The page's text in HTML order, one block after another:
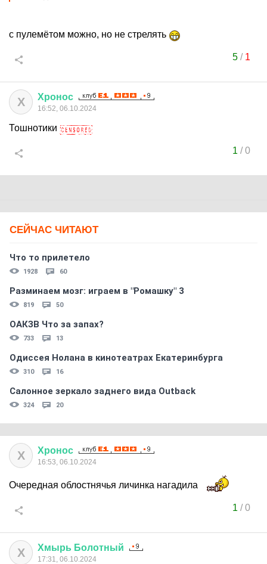
с пулемётом можно, но не стрелять
5/ 1
Х Хронос
16:52, 06.10.2024
Тошнотики
1 /0
СЕЙЧАС ЧИТАЮТ
Что то прилетело
1928 60
Разминаем мозг: играем в "Ромашку" 3
819 50
ОАКЗВ Что за запах?
733 13
Одиссея Нолана в кинотеатрах Екатеринбурга
310 16
Салонное зеркало заднего вида Outback
324 20
Х Хронос
16:53, 06.10.2024
Очередная облостнячья личинка нагадила
1 /0
Х Хмырь Болотный
17:31, 06.10.2024